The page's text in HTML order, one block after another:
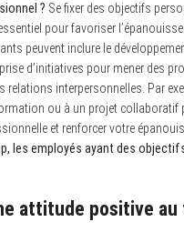
? Se fixer des objectifs
pour favoriser
peuvent inclure le
d’initiatives pour mener des
relations interpersonnelles. Par
ou à un projet collaboratif
et renforcer votre
les employés ayant des
attitude positive au